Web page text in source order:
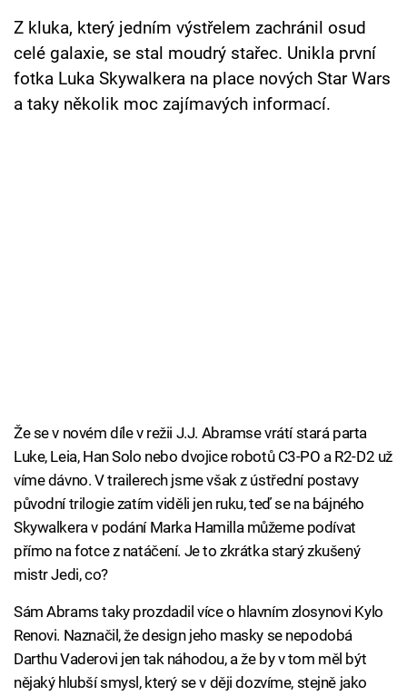
Přihlášení
Sledujte nás
Z kluka, který jedním výstřelem zachránil osud
celé galaxie, se stal moudrý stařec. Unikla první
fotka Luka Skywalkera na place nových Star Wars
a taky několik moc zajímavých informací.
Že se v novém díle v režii J.J. Abramse vrátí stará parta
Luke, Leia, Han Solo nebo dvojice robotů C3-PO a R2-D2 už
víme dávno. V trailerech jsme však z ústřední postavy
původní trilogie zatím viděli jen ruku, teď se na bájného
Skywalkera v podání Marka Hamilla můžeme podívat
přímo na fotce z natáčení. Je to zkrátka starý zkušený
mistr Jedi, co?
Sám Abrams taky prozdadil více o hlavním zlosynovi Kylo
Renovi. Naznačil, že design jeho masky se nepodobá
Darthu Vaderovi jen tak náhodou, a že by v tom měl být
nějaký hlubší smysl, který se v ději dozvíme, stejně jako